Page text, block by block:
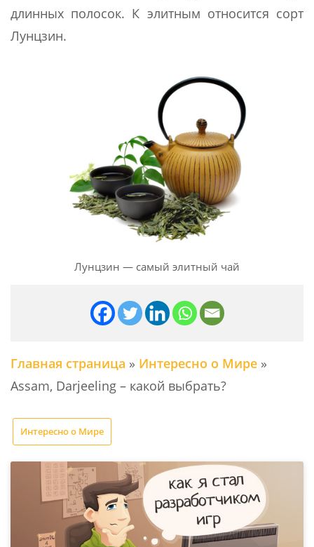
длинных полосок. К элитным относится сорт
Лунцзин.
Лунцзин — самый элитный чай
Главная страница » Интересно о Мире »
Assam, Darjeeling – какой выбрать?
Интересно о Мире